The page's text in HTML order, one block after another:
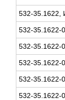
532-35.1622,
532-35.1622-
532-35.1622-
532-35.1622-
532-35.1622-
532-35.1622-